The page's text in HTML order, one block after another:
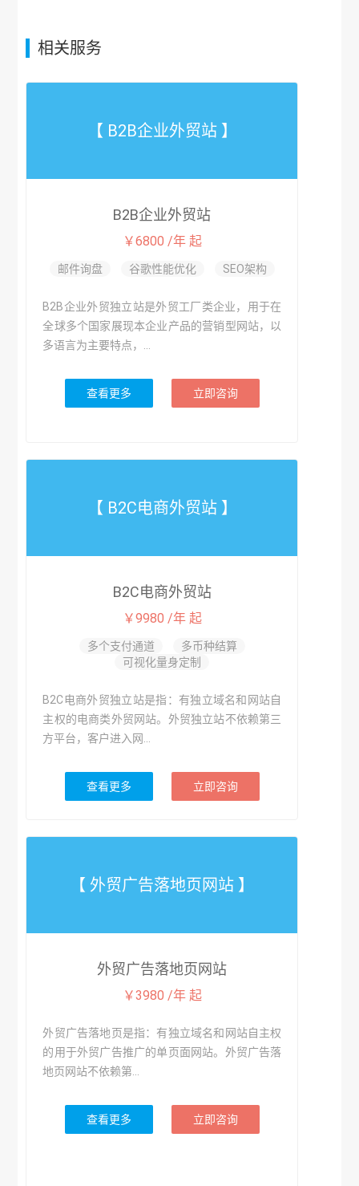
相关服务
【 B2B企业外贸站 】
B2B企业外贸站
￥6800 /年 起
邮件询盘 谷歌性能优化 SEO架构
B2B企业外贸独立站是外贸工厂类企业，用于在
全球多个国家展现本企业产品的营销型网站，以
多语言为主要特点，...
查看更多 立即咨询
【 B2C电商外贸站 】
B2C电商外贸站
￥9980 /年 起
多个支付通道
多币种结算
可视化量身定制
B2C电商外贸独立站是指：有独立域名和网站自
主权的电商类外贸网站。外贸独立站不依赖第三
方平台，客户进入网...
查看更多 立即咨询
【 外贸广告落地页网站 】
外贸广告落地页网站
￥3980 /年 起
外贸广告落地页是指：有独立域名和网站自主权
的用于外贸广告推广的单页面网站。外贸广告落
地页网站不依赖第...
查看更多 立即咨询